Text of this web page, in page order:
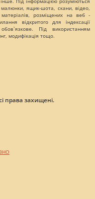
малюнки, ящик-шота, скани, відео,
розміщених на веб -
відкритого для індексації
Під використанням
модифікація тощо.
права захищені.